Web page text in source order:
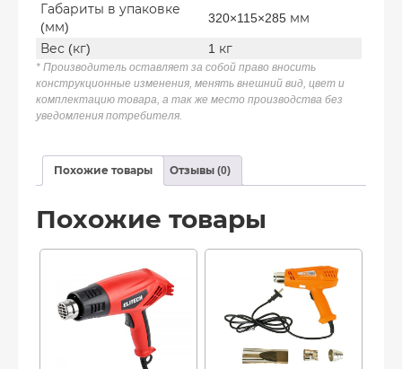
Габариты в упаковке
(мм)
320×115×285 мм
Вес (кг) 1 кг
* Производитель оставляет за собой право вносить
конструкционные изменения, менять внешний вид, цвет и
комплектацию товара, а так же место производства без
уведомления потребителя.
Похожие товары Отзывы (0)
Похожие товары